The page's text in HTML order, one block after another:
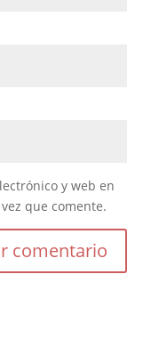
y web en
que comente.